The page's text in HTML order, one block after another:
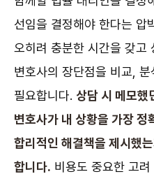
선임을 결정해야 한다는 압
오히려 충분한 시간을 갖고
변호사의 장단점을 비교,
필요합니다. 상담 시 메모했
변호사가 내 상황을 가장 정
합리적인 해결책을 제시했
합니다. 비용도 중요한 고